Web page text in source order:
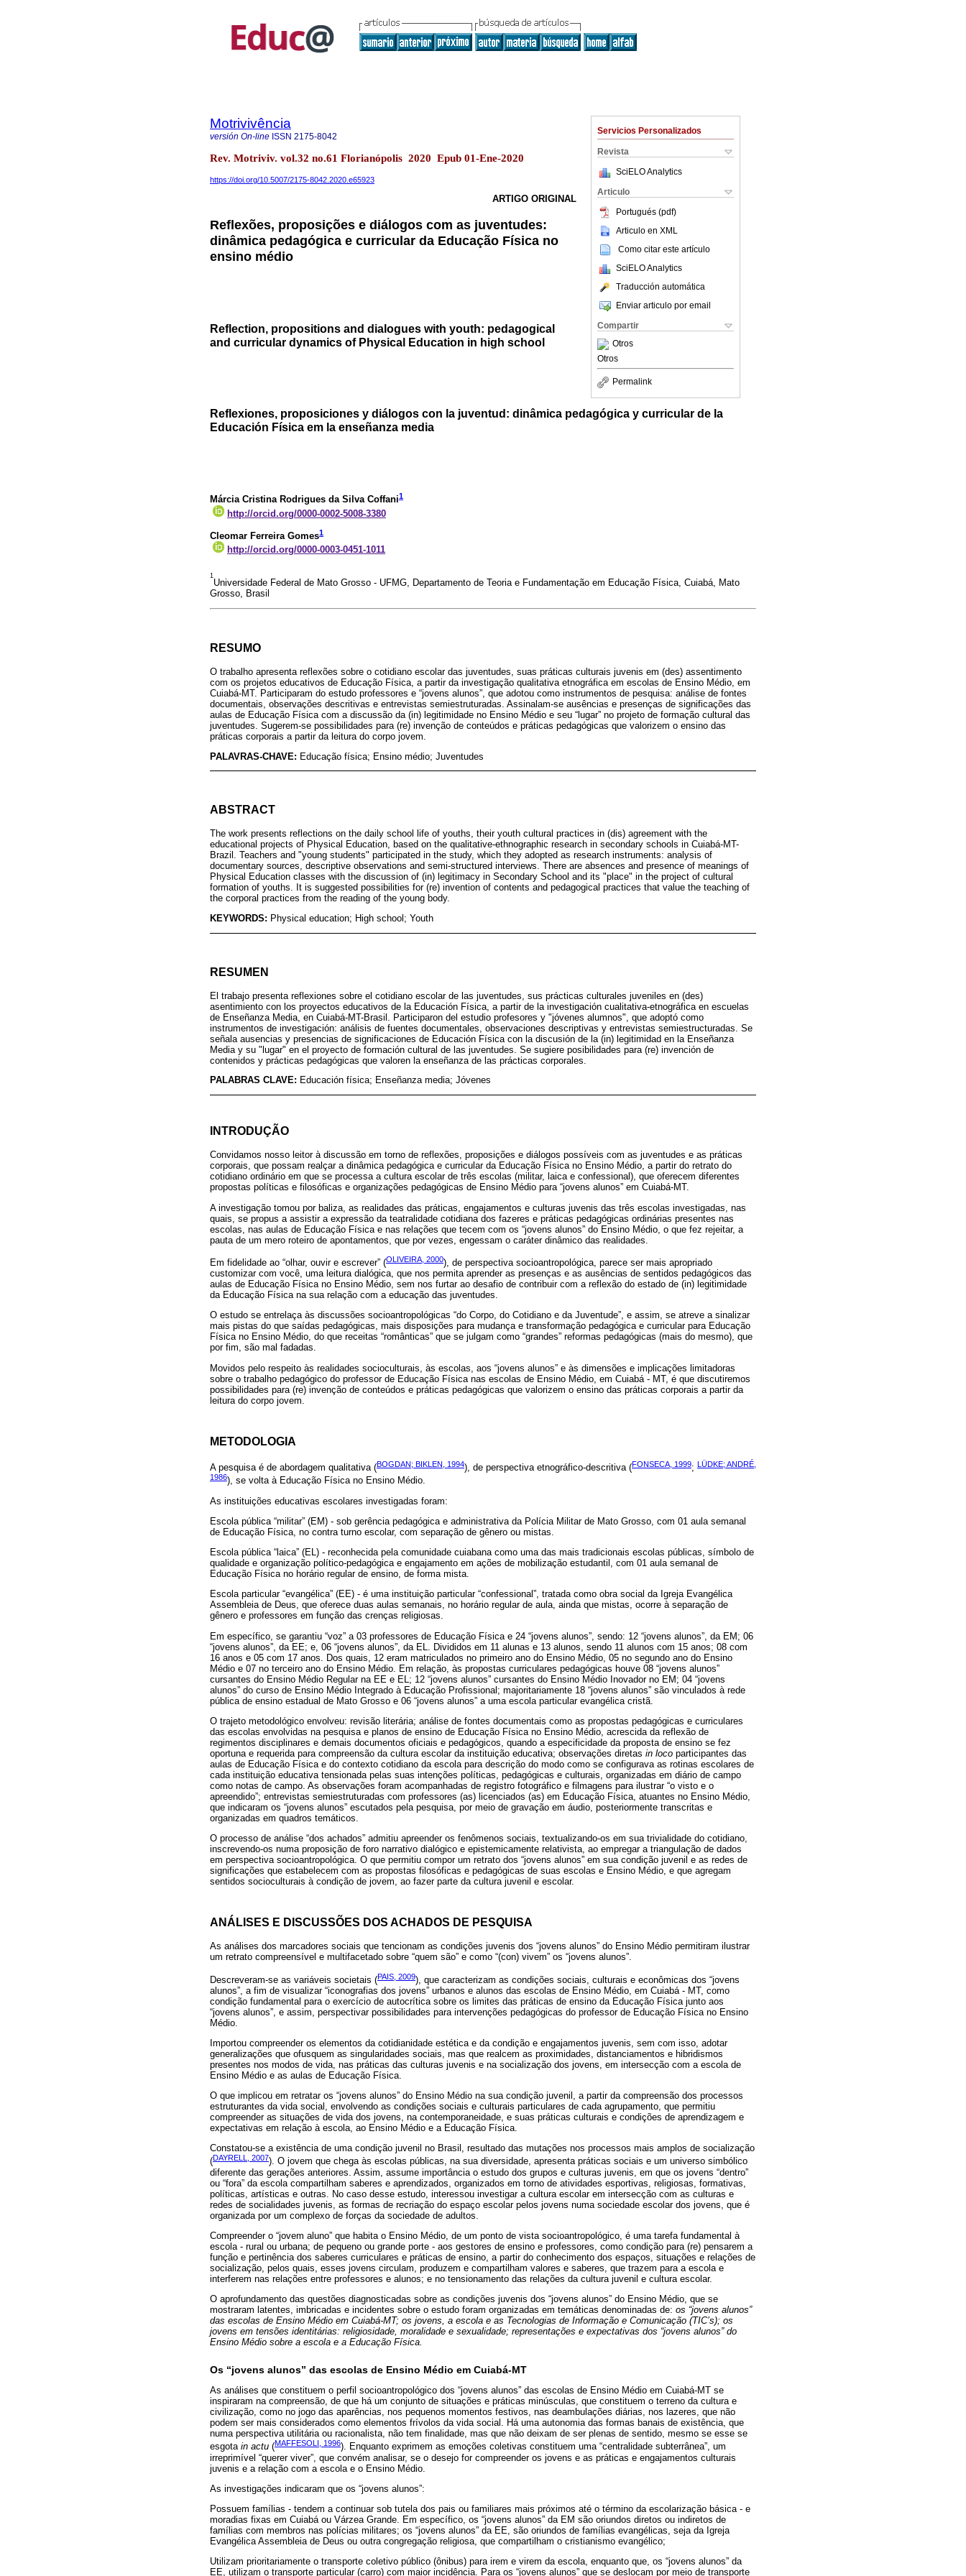
Servicios Personalizados
Revista
SciELO Analytics
Articulo
Portugués (pdf)
Articulo en XML
Como citar este artículo
SciELO Analytics
Traducción automática
Enviar articulo por email
Compartir
Otros
Otros
Permalink
Motrivivência
versión On-line ISSN 2175-8042
Rev. Motriviv. vol.32 no.61 Florianópolis 2020 Epub 01-Ene-2020
https://doi.org/10.5007/2175-8042.2020.e65923
ARTIGO ORIGINAL
Reflexões, proposições e diálogos com as juventudes:
dinâmica pedagógica e curricular da Educação Física no
ensino médio
Reflection, propositions and dialogues with youth: pedagogical
and curricular dynamics of Physical Education in high school
Reflexiones, proposiciones y diálogos con la juventud: dinâmica pedagógica y curricular de la
Educación Física em la enseñanza media
Márcia Cristina Rodrigues da Silva Coffani1
http://orcid.org/0000-0002-5008-3380
Cleomar Ferreira Gomes1
http://orcid.org/0000-0003-0451-1011
1
Universidade Federal de Mato Grosso - UFMG, Departamento de Teoria e Fundamentação em Educação Física, Cuiabá, Mato
Grosso, Brasil
RESUMO
O trabalho apresenta reflexões sobre o cotidiano escolar das juventudes, suas práticas culturais juvenis em (des) assentimento
com os projetos educativos de Educação Física, a partir da investigação qualitativa etnográfica em escolas de Ensino Médio, em
Cuiabá-MT. Participaram do estudo professores e “jovens alunos”, que adotou como instrumentos de pesquisa: análise de fontes
documentais, observações descritivas e entrevistas semiestruturadas. Assinalam-se ausências e presenças de significações das
aulas de Educação Física com a discussão da (in) legitimidade no Ensino Médio e seu “lugar” no projeto de formação cultural das
juventudes. Sugerem-se possibilidades para (re) invenção de conteúdos e práticas pedagógicas que valorizem o ensino das
práticas corporais a partir da leitura do corpo jovem.
PALAVRAS-CHAVE: Educação física; Ensino médio; Juventudes
ABSTRACT
The work presents reflections on the daily school life of youths, their youth cultural practices in (dis) agreement with the
educational projects of Physical Education, based on the qualitative-ethnographic research in secondary schools in Cuiabá-MT-
Brazil. Teachers and "young students" participated in the study, which they adopted as research instruments: analysis of
documentary sources, descriptive observations and semi-structured interviews. There are absences and presence of meanings of
Physical Education classes with the discussion of (in) legitimacy in Secondary School and its "place" in the project of cultural
formation of youths. It is suggested possibilities for (re) invention of contents and pedagogical practices that value the teaching of
the corporal practices from the reading of the young body.
KEYWORDS: Physical education; High school; Youth
RESUMEN
El trabajo presenta reflexiones sobre el cotidiano escolar de las juventudes, sus prácticas culturales juveniles en (des)
asentimiento con los proyectos educativos de la Educación Física, a partir de la investigación cualitativa-etnográfica en escuelas
de Enseñanza Media, en Cuiabá-MT-Brasil. Participaron del estudio profesores y "jóvenes alumnos", que adoptó como
instrumentos de investigación: análisis de fuentes documentales, observaciones descriptivas y entrevistas semiestructuradas. Se
señala ausencias y presencias de significaciones de Educación Física con la discusión de la (in) legitimidad en la Enseñanza
Media y su "lugar" en el proyecto de formación cultural de las juventudes. Se sugiere posibilidades para (re) invención de
contenidos y prácticas pedagógicas que valoren la enseñanza de las prácticas corporales.
PALABRAS CLAVE: Educación física; Enseñanza media; Jóvenes
INTRODUÇÃO
Convidamos nosso leitor à discussão em torno de reflexões, proposições e diálogos possíveis com as juventudes e as práticas
corporais, que possam realçar a dinâmica pedagógica e curricular da Educação Física no Ensino Médio, a partir do retrato do
cotidiano ordinário em que se processa a cultura escolar de três escolas (militar, laica e confessional), que oferecem diferentes
propostas políticas e filosóficas e organizações pedagógicas de Ensino Médio para “jovens alunos” em Cuiabá-MT.
A investigação tomou por baliza, as realidades das práticas, engajamentos e culturas juvenis das três escolas investigadas, nas
quais, se propus a assistir a expressão da teatralidade cotidiana dos fazeres e práticas pedagógicas ordinárias presentes nas
escolas, nas aulas de Educação Física e nas relações que tecem com os “jovens alunos” do Ensino Médio, o que fez rejeitar, a
pauta de um mero roteiro de apontamentos, que por vezes, engessam o caráter dinâmico das realidades.
Em fidelidade ao “olhar, ouvir e escrever” (OLIVEIRA, 2000), de perspectiva socioantropológica, parece ser mais apropriado
customizar com você, uma leitura dialógica, que nos permita aprender as presenças e as ausências de sentidos pedagógicos das
aulas de Educação Física no Ensino Médio, sem nos furtar ao desafio de contribuir com a reflexão do estado de (in) legitimidade
da Educação Física na sua relação com a educação das juventudes.
O estudo se entrelaça às discussões socioantropológicas “do Corpo, do Cotidiano e da Juventude”, e assim, se atreve a sinalizar
mais pistas do que saídas pedagógicas, mais disposições para mudança e transformação pedagógica e curricular para Educação
Física no Ensino Médio, do que receitas “românticas” que se julgam como “grandes” reformas pedagógicas (mais do mesmo), que
por fim, são mal fadadas.
Movidos pelo respeito às realidades socioculturais, às escolas, aos “jovens alunos” e às dimensões e implicações limitadoras
sobre o trabalho pedagógico do professor de Educação Física nas escolas de Ensino Médio, em Cuiabá - MT, é que discutiremos
possibilidades para (re) invenção de conteúdos e práticas pedagógicas que valorizem o ensino das práticas corporais a partir da
leitura do corpo jovem.
METODOLOGIA
A pesquisa é de abordagem qualitativa (BOGDAN; BIKLEN, 1994), de perspectiva etnográfico-descritiva (FONSECA, 1999; LÜDKE; ANDRÉ,
1986), se volta à Educação Física no Ensino Médio.
As instituições educativas escolares investigadas foram:
Escola pública “militar” (EM) - sob gerência pedagógica e administrativa da Polícia Militar de Mato Grosso, com 01 aula semanal
de Educação Física, no contra turno escolar, com separação de gênero ou mistas.
Escola pública “laica” (EL) - reconhecida pela comunidade cuiabana como uma das mais tradicionais escolas públicas, símbolo de
qualidade e organização político-pedagógica e engajamento em ações de mobilização estudantil, com 01 aula semanal de
Educação Física no horário regular de ensino, de forma mista.
Escola particular “evangélica” (EE) - é uma instituição particular “confessional”, tratada como obra social da Igreja Evangélica
Assembleia de Deus, que oferece duas aulas semanais, no horário regular de aula, ainda que mistas, ocorre à separação de
gênero e professores em função das crenças religiosas.
Em específico, se garantiu “voz” a 03 professores de Educação Física e 24 “jovens alunos”, sendo: 12 “jovens alunos”, da EM; 06
“jovens alunos”, da EE; e, 06 “jovens alunos”, da EL. Divididos em 11 alunas e 13 alunos, sendo 11 alunos com 15 anos; 08 com
16 anos e 05 com 17 anos. Dos quais, 12 eram matriculados no primeiro ano do Ensino Médio, 05 no segundo ano do Ensino
Médio e 07 no terceiro ano do Ensino Médio. Em relação, às propostas curriculares pedagógicas houve 08 “jovens alunos”
cursantes do Ensino Médio Regular na EE e EL; 12 “jovens alunos” cursantes do Ensino Médio Inovador no EM; 04 “jovens
alunos” do curso de Ensino Médio Integrado à Educação Profissional; majoritariamente 18 “jovens alunos” são vinculados à rede
pública de ensino estadual de Mato Grosso e 06 “jovens alunos” a uma escola particular evangélica cristã.
O trajeto metodológico envolveu: revisão literária; análise de fontes documentais como as propostas pedagógicas e curriculares
das escolas envolvidas na pesquisa e planos de ensino de Educação Física no Ensino Médio, acrescida da reflexão de
regimentos disciplinares e demais documentos oficiais e pedagógicos, quando a especificidade da proposta de ensino se fez
oportuna e requerida para compreensão da cultura escolar da instituição educativa; observações diretas in loco participantes das
aulas de Educação Física e do contexto cotidiano da escola para descrição do modo como se configurava as rotinas escolares de
cada instituição educativa tensionada pelas suas intenções políticas, pedagógicas e culturais, organizadas em diário de campo
como notas de campo. As observações foram acompanhadas de registro fotográfico e filmagens para ilustrar “o visto e o
apreendido”; entrevistas semiestruturadas com professores (as) licenciados (as) em Educação Física, atuantes no Ensino Médio,
que indicaram os “jovens alunos” escutados pela pesquisa, por meio de gravação em áudio, posteriormente transcritas e
organizadas em quadros temáticos.
O processo de análise “dos achados” admitiu apreender os fenômenos sociais, textualizando-os em sua trivialidade do cotidiano,
inscrevendo-os numa proposição de foro narrativo dialógico e epistemicamente relativista, ao empregar a triangulação de dados
em perspectiva socioantropológica. O que permitiu compor um retrato dos “jovens alunos” em sua condição juvenil e as redes de
significações que estabelecem com as propostas filosóficas e pedagógicas de suas escolas e Ensino Médio, e que agregam
sentidos socioculturais à condição de jovem, ao fazer parte da cultura juvenil e escolar.
ANÁLISES E DISCUSSÕES DOS ACHADOS DE PESQUISA
As análises dos marcadores sociais que tencionam as condições juvenis dos “jovens alunos” do Ensino Médio permitiram ilustrar
um retrato compreensível e multifacetado sobre “quem são” e como “(con) vivem” os “jovens alunos”.
Descreveram-se as variáveis societais (PAIS, 2009), que caracterizam as condições sociais, culturais e econômicas dos “jovens
alunos”, a fim de visualizar “iconografias dos jovens” urbanos e alunos das escolas de Ensino Médio, em Cuiabá - MT, como
condição fundamental para o exercício de autocrítica sobre os limites das práticas de ensino da Educação Física junto aos
“jovens alunos”, e assim, perspectivar possibilidades para intervenções pedagógicas do professor de Educação Física no Ensino
Médio.
Importou compreender os elementos da cotidianidade estética e da condição e engajamentos juvenis, sem com isso, adotar
generalizações que ofusquem as singularidades sociais, mas que realcem as proximidades, distanciamentos e hibridismos
presentes nos modos de vida, nas práticas das culturas juvenis e na socialização dos jovens, em intersecção com a escola de
Ensino Médio e as aulas de Educação Física.
O que implicou em retratar os “jovens alunos” do Ensino Médio na sua condição juvenil, a partir da compreensão dos processos
estruturantes da vida social, envolvendo as condições sociais e culturais particulares de cada agrupamento, que permitiu
compreender as situações de vida dos jovens, na contemporaneidade, e suas práticas culturais e condições de aprendizagem e
expectativas em relação à escola, ao Ensino Médio e a Educação Física.
Constatou-se a existência de uma condição juvenil no Brasil, resultado das mutações nos processos mais amplos de socialização
(DAYRELL, 2007). O jovem que chega às escolas públicas, na sua diversidade, apresenta práticas sociais e um universo simbólico
diferente das gerações anteriores. Assim, assume importância o estudo dos grupos e culturas juvenis, em que os jovens “dentro”
ou “fora” da escola compartilham saberes e aprendizados, organizados em torno de atividades esportivas, religiosas, formativas,
políticas, artísticas e outras. No caso desse estudo, interessou investigar a cultura escolar em intersecção com as culturas e
redes de socialidades juvenis, as formas de recriação do espaço escolar pelos jovens numa sociedade escolar dos jovens, que é
organizada por um complexo de forças da sociedade de adultos.
Compreender o “jovem aluno” que habita o Ensino Médio, de um ponto de vista socioantropológico, é uma tarefa fundamental à
escola - rural ou urbana; de pequeno ou grande porte - aos gestores de ensino e professores, como condição para (re) pensarem a
função e pertinência dos saberes curriculares e práticas de ensino, a partir do conhecimento dos espaços, situações e relações de
socialização, pelos quais, esses jovens circulam, produzem e compartilham valores e saberes, que trazem para a escola e
interferem nas relações entre professores e alunos; e no tensionamento das relações da cultura juvenil e cultura escolar.
O aprofundamento das questões diagnosticadas sobre as condições juvenis dos “jovens alunos” do Ensino Médio, que se
mostraram latentes, imbricadas e incidentes sobre o estudo foram organizadas em temáticas denominadas de: os “jovens alunos”
das escolas de Ensino Médio em Cuiabá-MT; os jovens, a escola e as Tecnologias de Informação e Comunicação (TIC’s); os
jovens em tensões identitárias: religiosidade, moralidade e sexualidade; representações e expectativas dos “jovens alunos” do
Ensino Médio sobre a escola e a Educação Física.
Os “jovens alunos” das escolas de Ensino Médio em Cuiabá-MT
As análises que constituem o perfil socioantropológico dos “jovens alunos” das escolas de Ensino Médio em Cuiabá-MT se
inspiraram na compreensão, de que há um conjunto de situações e práticas minúsculas, que constituem o terreno da cultura e
civilização, como no jogo das aparências, nos pequenos momentos festivos, nas deambulações diárias, nos lazeres, que não
podem ser mais considerados como elementos frívolos da vida social. Há uma autonomia das formas banais de existência, que
numa perspectiva utilitária ou racionalista, não tem finalidade, mas que não deixam de ser plenas de sentido, mesmo se esse se
esgota in actu (MAFFESOLI, 1996). Enquanto exprimem as emoções coletivas constituem uma “centralidade subterrânea”, um
irreprimível “querer viver”, que convém analisar, se o desejo for compreender os jovens e as práticas e engajamentos culturais
juvenis e a relação com a escola e o Ensino Médio.
As investigações indicaram que os “jovens alunos”:
Possuem famílias - tendem a continuar sob tutela dos pais ou familiares mais próximos até o término da escolarização básica - e
moradias fixas em Cuiabá ou Várzea Grande. Em específico, os “jovens alunos” da EM são oriundos diretos ou indiretos de
famílias com membros nas polícias militares; os “jovens alunos” da EE, são oriundos de famílias evangélicas, seja da Igreja
Evangélica Assembleia de Deus ou outra congregação religiosa, que compartilham o cristianismo evangélico;
Utilizam prioritariamente o transporte coletivo público (ônibus) para irem e virem da escola, enquanto que, os “jovens alunos” da
EE, utilizam o transporte particular (carro) com maior incidência. Para os “jovens alunos” que se deslocam por meio de transporte